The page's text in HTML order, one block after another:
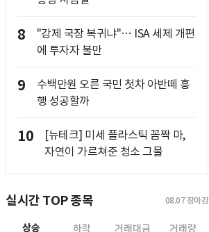
8
"강제 국장 복귀냐"… ISA 세제 개편
에 투자자 불만
9
수백만원 오른 국민 첫차 아반떼 흥
행 성공할까
10
[뉴테크] 미세 플라스틱 꼼짝 마,
자연이 가르쳐준 청소 그물
실시간 TOP 종목 08.07 장마감
상승 하락 거래대금 거래량